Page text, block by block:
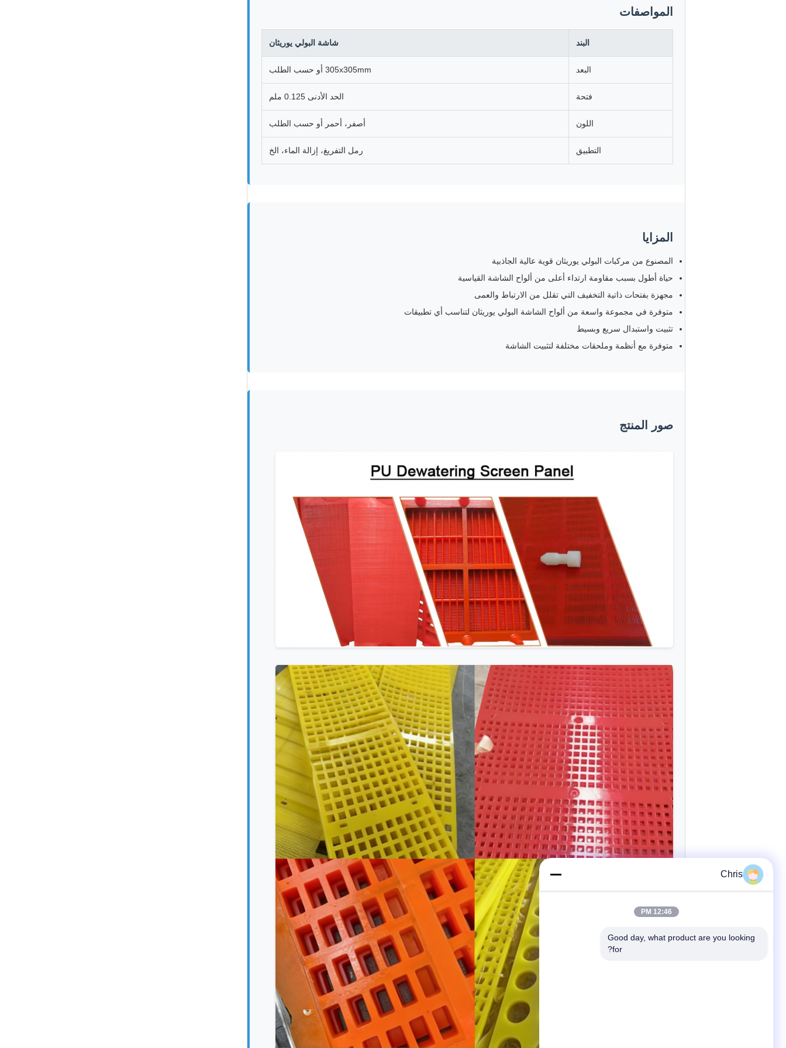
المواصفات
البند شاشة البولي يوريثان
البعد 305x305mm أو حسب الطلب
فتحة الحد الأدنى 0.125 ملم
اللون أصفر، أحمر أو حسب الطلب
التطبيق رمل التفريغ، إزالة الماء، الخ
المزايا
المصنوع من مركبات البولي يوريثان قوية عالية الجاذبية
حياة أطول بسبب مقاومة ارتداء أعلى من ألواح الشاشة القياسية
مجهزة بفتحات ذاتية التخفيف التي تقلل من الارتباط والعمى
متوفرة في مجموعة واسعة من ألواح الشاشة البولي يوريثان لتناسب أي تطبيقات
تثبيت واستبدال سريع وبسيط
متوفرة مع أنظمة وملحقات مختلفة لتثبيت الشاشة
صور المنتج
Chris
12:46 PM
Good day, what product are you looking
for?